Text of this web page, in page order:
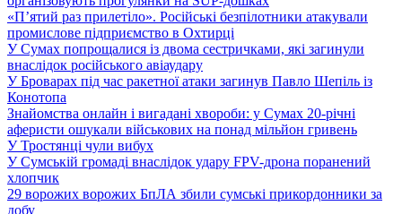
«П’ятий раз прилетіло». Російські безпілотники атакували
промислове підприємство в Охтирці
У Сумах попрощалися із двома сестричками, які загинули
внаслідок російського авіаудару
У Броварах під час ракетної атаки загинув Павло Шепіль із
Конотопа
Знайомства онлайн і вигадані хвороби: у Сумах 20-річні
аферисти ошукали військових на понад мільйон гривень
У Тростянці чули вибух
У Сумській громаді внаслідок удару FPV-дрона поранений
хлопчик
29 ворожих ворожих БпЛА збили сумські прикордонники за
добу